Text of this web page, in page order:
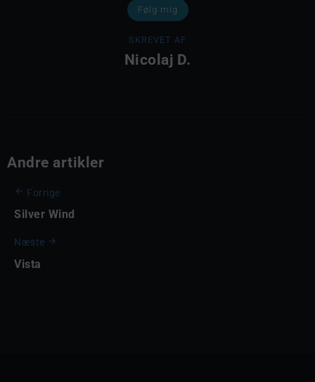
Følg mig
SKREVET AF
Nicolaj D.
Andre artikler
Forrige
Silver Wind
Næste
Vista